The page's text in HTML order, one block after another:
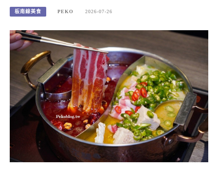
板南線美食 PEKO 2026-07-26